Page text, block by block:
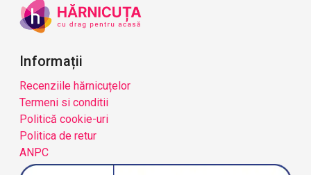
Informații
Recenziile hărnicuțelor
Termeni si conditii
Politică cookie-uri
Politica de retur
ANPC